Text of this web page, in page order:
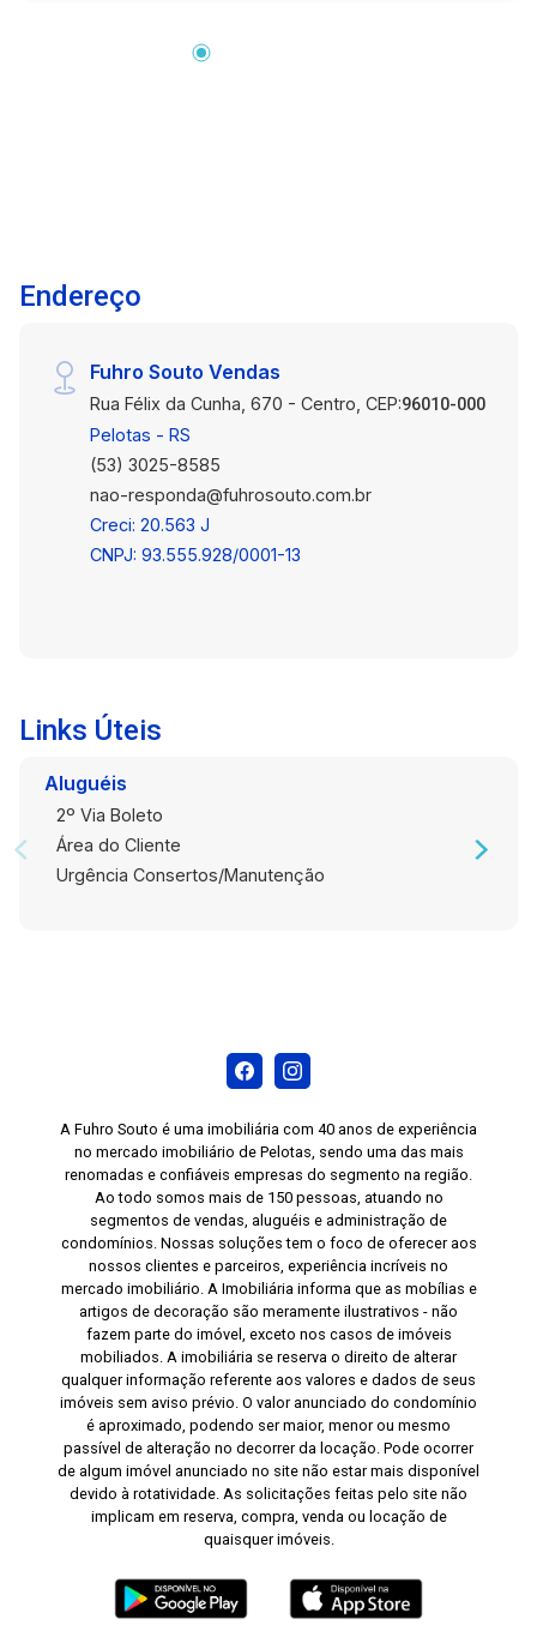
criando um ambiente convidativo para relaxar ou
O banheiro é equipado com box de vidro,
oferecendo comodidade no momento do banho.
de serviço dedicada, equipada com tanque e
espaço para máquina de lavar, tornando as
tarefas domésticas mais simples e
organizadas. Localizado em uma área
estratégica, próximo às universidades e a uma
variedade de comércios, serviços e opções de
lazer, este apartamento oferece uma excelente
vaga de estacionamento.
Endereço
Fuhro Souto Vendas
Rua Félix da Cunha, 670 - Centro, CEP:96010-000
Pelotas - RS
(53) 3025-8585
nao-responda@fuhrosouto.com.br
Creci: 20.563 J
CNPJ: 93.555.928/0001-13
Links Úteis
Aluguéis
2º Via Boleto
Área do Cliente
Urgência Consertos/Manutenção
A Fuhro Souto é uma imobiliária com 40 anos de experiência
no mercado imobiliário de Pelotas, sendo uma das mais
renomadas e confiáveis empresas do segmento na região.
Ao todo somos mais de 150 pessoas, atuando no
segmentos de vendas, aluguéis e administração de
condomínios. Nossas soluções tem o foco de oferecer aos
nossos clientes e parceiros, experiência incríveis no
mercado imobiliário. A Imobiliária informa que as mobílias e
artigos de decoração são meramente ilustrativos - não
fazem parte do imóvel, exceto nos casos de imóveis
mobiliados. A imobiliária se reserva o direito de alterar
qualquer informação referente aos valores e dados de seus
imóveis sem aviso prévio. O valor anunciado do condomínio
é aproximado, podendo ser maior, menor ou mesmo
passível de alteração no decorrer da locação. Pode ocorrer
de algum imóvel anunciado no site não estar mais disponível
devido à rotatividade. As solicitações feitas pelo site não
implicam em reserva, compra, venda ou locação de
quaisquer imóveis.